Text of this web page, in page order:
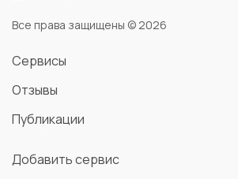
Все права защищены © 2026
Сервисы
Отзывы
Публикации
Добавить сервис